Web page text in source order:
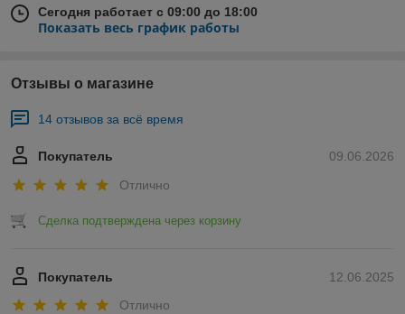
Сегодня работает с 09:00 до 18:00
Показать весь график работы
Отзывы о магазине
14 отзывов за всё время
09.06.2026
Покупатель
Отлично
Сделка подтверждена через корзину
12.06.2025
Покупатель
Отлично